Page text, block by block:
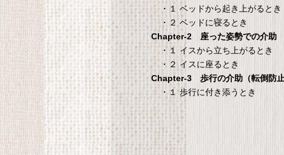
際病院の 愛情健
康レシピ
病院の 愛情健康レシピ
ベ
タンスのゲン 介護用ベ
ッドテーブル キャスタ
ー付き 伸縮式 高さ調節
可能 Licht リヒト
65090050BR
タンスのゲン 介護用ベッドテー
ブル キャスター付き 伸縮式 高さ
調節可能 Licht リヒト
タ
機
て
・１ ベッドから起き上がるとき
・２ ベッドに寝るとき
Chapter-2 座った姿勢での介助
・１ イスから立ち上がるとき
・２ イスに座るとき
Chapter-3 歩行の介助（転倒防止
・１ 歩行に付き添うとき